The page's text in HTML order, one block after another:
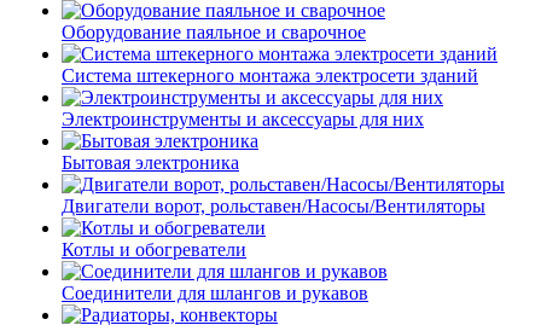
Оборудование паяльное и сварочное
Система штекерного монтажа электросети зданий
Электроинструменты и аксессуары для них
Бытовая электроника
Двигатели ворот, рольставен/Насосы/Вентиляторы
Котлы и обогреватели
Соединители для шлангов и рукавов